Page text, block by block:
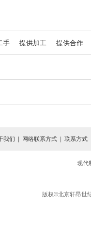
手 提供加工 提供合作
我们 网络联系方式| 联系方式
现代
版权©北京轩昂世